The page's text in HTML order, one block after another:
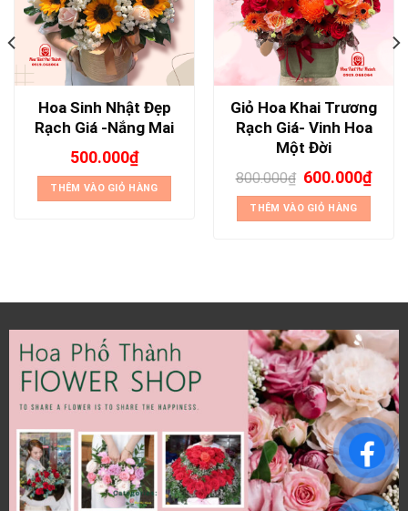
Hoa Sinh Nhật Đẹp
Rạch Giá -Nắng Mai
500.000₫
THÊM VÀO GIỎ HÀNG
Giỏ Hoa Khai Trương
Rạch Giá- Vinh Hoa
Một Đời
800.000₫ 600.000₫
THÊM VÀO GIỎ HÀNG